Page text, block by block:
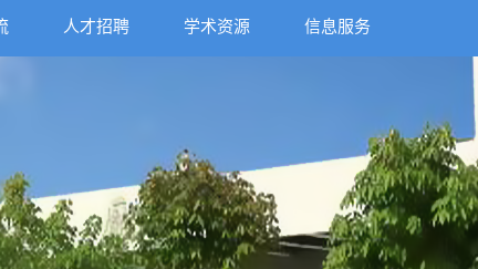
人才招聘 学术资源 信息服务